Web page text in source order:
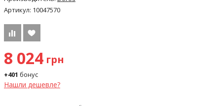
Артикул: 10047570
8 024 грн
+401 бонус
Нашли дешевле?